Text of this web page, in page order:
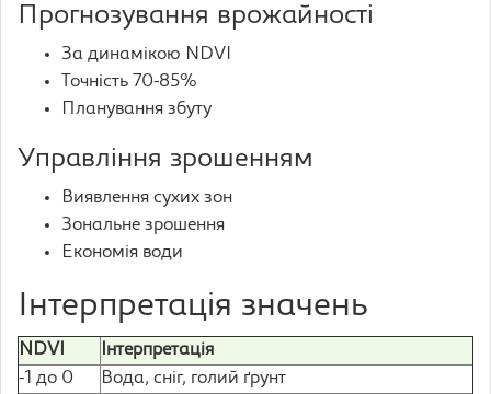
Прогнозування врожайності
За динамікою NDVI
Точність 70-85%
Планування збуту
Управління зрошенням
Виявлення сухих зон
Зональне зрошення
Економія води
Інтерпретація значень
NDVI
Інтерпретація
-1 до 0
Вода, сніг, голий ґрунт